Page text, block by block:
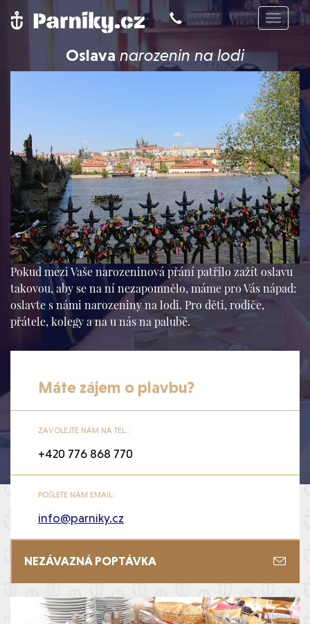
Toggle
Oslavanarozenin na lodi
Pokud mezi Vaše narozeninová přání patřilo zažít oslavu
takovou, aby se na ní nezapomnělo, máme pro Vás nápad:
oslavte s námi narozeniny na lodi. Pro děti, rodiče,
přátele, kolegy a na u nás na palubě.
Máte zájem o plavbu?
ZAVOLEJTE NÁM NA TEL.:
+420 776 868 770
POŠLETE NÁM EMAIL:
info@parniky.cz
NEZÁVAZNÁ POPTÁVKA 